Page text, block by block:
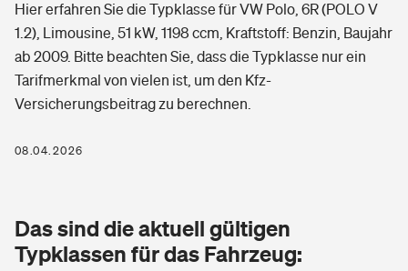
Grundfähigkeitsversicherung
Arbeitsrechtsschutz
Berufshaftpflichtversicherung
Zur Übersicht
Tools
Glasversicherung
Freizeit
Pri­vate Haft­pflicht­
Kinderunfall­ver­si­che­rung
Gesundheit
Private Krankenversicherung
Dread-Disease-Versicherung
Hier erfahren Sie die Typklasse für VW Polo, 6R (POLO V
1.2), Limousine, 51 kW, 1198 ccm, Kraftstoff: Benzin, Baujahr
ab 2009. Bitte beachten Sie, dass die Typklasse nur ein
Tarifmerkmal von vielen ist, um den Kfz-
Versicherungsbeitrag zu berechnen.
08.04.2026
Das sind die aktuell gültigen
Typklassen für das Fahrzeug: